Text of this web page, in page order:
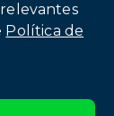
Política de